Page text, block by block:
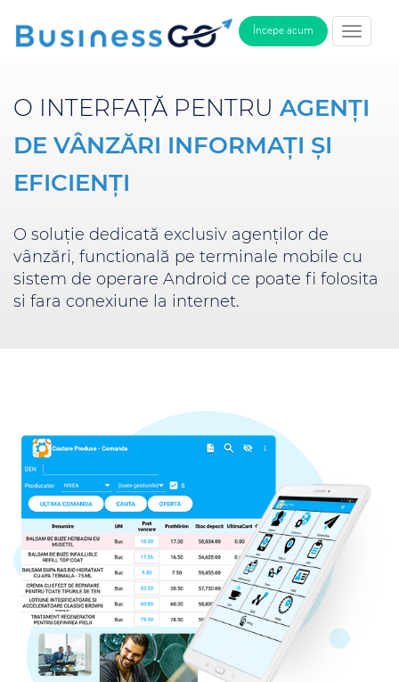
Începe acum
O INTERFAȚĂ PENTRU AGENȚI
DE VÂNZĂRI INFORMAȚI ȘI
EFICIENȚI
O soluţie dedicată exclusiv agenţilor de
vânzări, functională pe terminale mobile cu
sistem de operare Android ce poate fi folosita
si fara conexiune la internet.